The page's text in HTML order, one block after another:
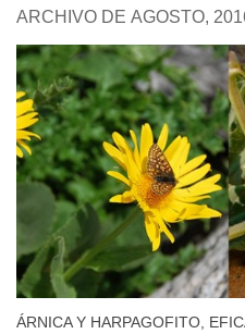
ARCHIVO DE AGOSTO,
ÁRNICA Y HARPAGOFITO,